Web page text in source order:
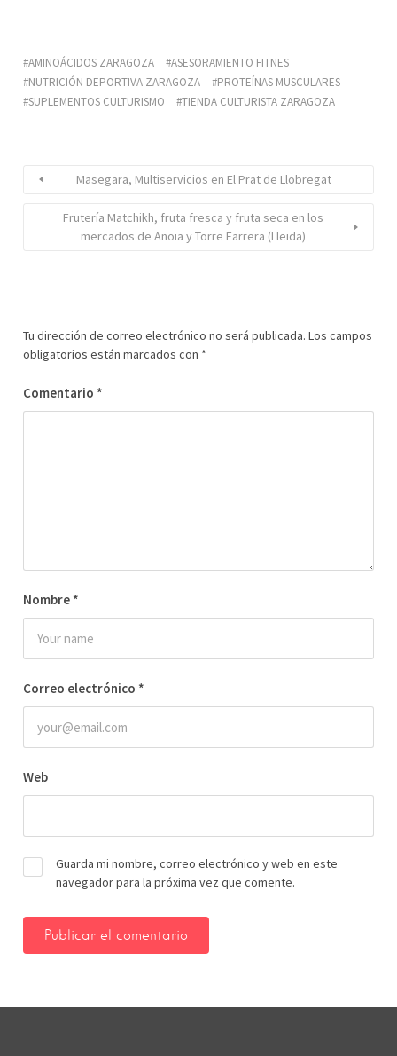
AMINOÁCIDOS ZARAGOZA
ASESORAMIENTO FITNES
NUTRICIÓN DEPORTIVA ZARAGOZA
PROTEÍNAS MUSCULARES
SUPLEMENTOS CULTURISMO
TIENDA CULTURISTA ZARAGOZA
Masegara, Multiservicios en El Prat de Llobregat
Frutería Matchikh, fruta fresca y fruta seca en los
mercados de Anoia y Torre Farrera (Lleida)
Tu dirección de correo electrónico no será publicada. Los campos
obligatorios están marcados con *
Comentario *
Nombre *
Correo electrónico *
Web
Guarda mi nombre, correo electrónico y web en este
navegador para la próxima vez que comente.